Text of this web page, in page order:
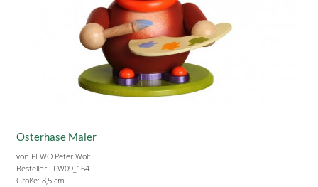
Osterhase Maler
von PEWO Peter Wolf
Bestellnr.: PW09_164
Größe: 8,5 cm